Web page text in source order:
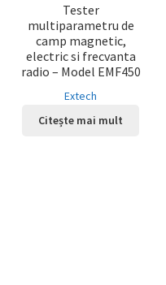
Tester
multiparametru de
camp magnetic,
electric si frecvanta
radio – Model EMF450
Extech
Citește mai mult